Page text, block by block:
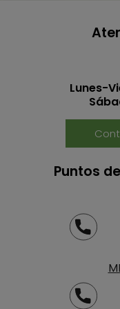
Lunes-
Puntos